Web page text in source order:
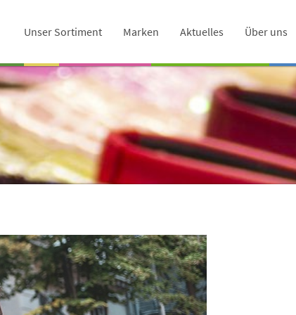
Unser Sortiment Marken Aktuelles Über uns